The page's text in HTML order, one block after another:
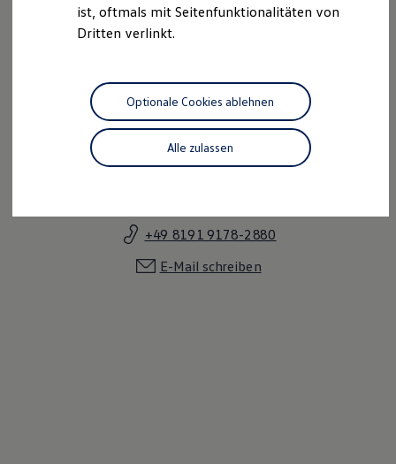
Software Updates
Service und Ersatzteile
Motorenöl und Flüssigkeiten
Räder und Reifen
Pannen- und Unfallhilfe
Economy Service
Volkswagen Teile
Zubehör
Entertainment und Elektronik
Individualisieren
Wallbox und Ladekabel
Digitale Extras
+49 8191 9178-2880
E-Mail schreiben
ist, oftmals mit Seitenfunktionalitäten von
Dritten verlinkt.
Alle zulassen
Optionale Cookies ablehnen